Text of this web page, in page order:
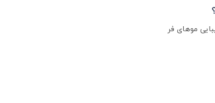
موهای فر